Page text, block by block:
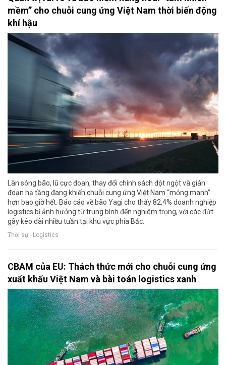
mềm” cho chuỗi cung ứng Việt Nam thời biến động
khí hậu
Làn sóng bão, lũ cực đoan, thay đổi chính sách đột ngột và gián
đoạn hạ tầng đang khiến chuỗi cung ứng Việt Nam “mỏng manh”
hơn bao giờ hết. Báo cáo về bão Yagi cho thấy 82,4% doanh nghiệp
logistics bị ảnh hưởng từ trung bình đến nghiêm trọng, với các đứt
gãy kéo dài nhiều tuần tại khu vực phía Bắc.
Thời sự - Logistics
CBAM của EU: Thách thức mới cho chuỗi cung ứng
xuất khẩu Việt Nam và bài toán logistics xanh